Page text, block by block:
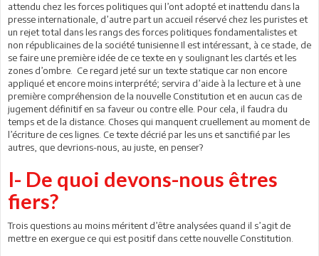
attendu chez les forces politiques qui l’ont adopté et inattendu dans la
presse internationale, d’autre part un accueil réservé chez les puristes et
un rejet total dans les rangs des forces politiques fondamentalistes et
non républicaines de la société tunisienne Il est intéressant, à ce stade, de
se faire une première idée de ce texte en y soulignant les clartés et les
zones d’ombre. Ce regard jeté sur un texte statique car non encore
appliqué et encore moins interprété; servira d’aide à la lecture et à une
première compréhension de la nouvelle Constitution et en aucun cas de
jugement définitif en sa faveur ou contre elle. Pour cela, il faudra du
temps et de la distance. Choses qui manquent cruellement au moment de
l’écriture de ces lignes. Ce texte décrié par les uns et sanctifié par les
autres, que devrions-nous, au juste, en penser?
I- De quoi devons-nous êtres
fiers?
Trois questions au moins méritent d’être analysées quand il s’agit de
mettre en exergue ce qui est positif dans cette nouvelle Constitution.